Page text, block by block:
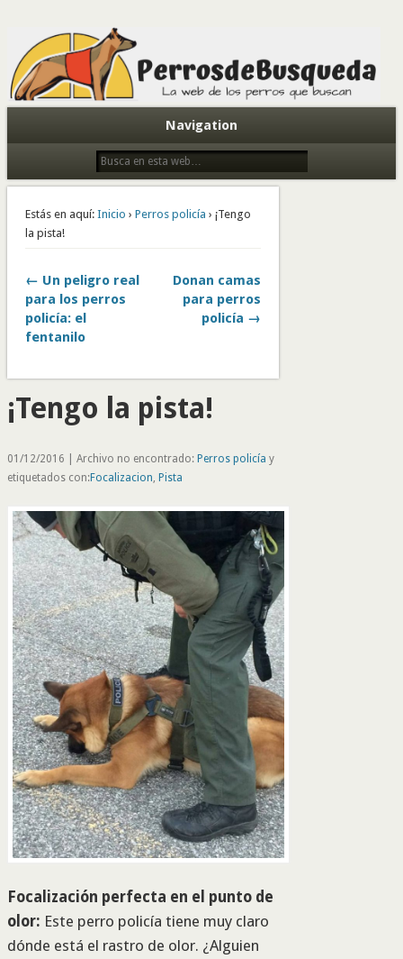
Todo sobre perros de búsqueda y detectores
Navigation
Estás en aquí: Inicio › Perros policía › ¡Tengo
la pista!
← Un peligro real
para los perros
policía: el
fentanilo
Donan camas
para perros
policía →
¡Tengo la pista!
01/12/2016 | Archivo no encontrado: Perros policía y
etiquetados con:Focalizacion, Pista
Focalización perfecta en el punto de
olor: Este perro policía tiene muy claro
dónde está el rastro de olor. ¿Alguien